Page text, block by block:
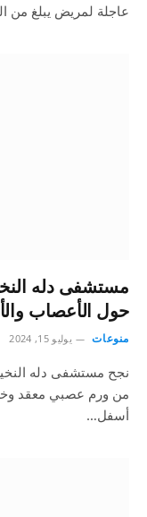
عاجلة لمريض يبلغ من العمر 59 سنة، كان
مستشفى دله
حول الأعصاب
منوعات يوليو 15, 2024
نجح مستشفى دله
من ورم عصبي معقد
أسفل…